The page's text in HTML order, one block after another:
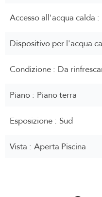
Accesso all'acqua calda
Dispositivo per l'acqua
Condizione Da
Piano Piano terra
Esposizione Sud
Vista Aperta Piscina